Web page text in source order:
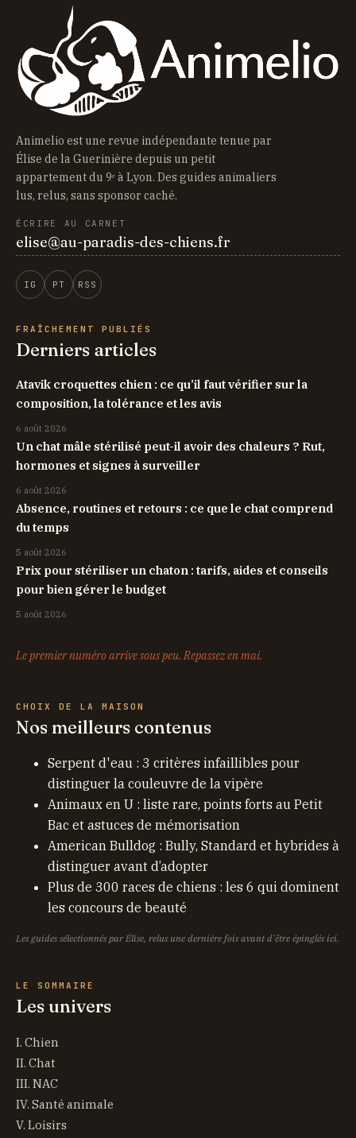
Animelio est une revue indépendante tenue par
Élise de la Guerinière depuis un petit
appartement du 9ᵉ à Lyon. Des guides animaliers
lus, relus, sans sponsor caché.
ÉCRIRE AU CARNET
elise@au-paradis-des-chiens.fr
IG PT RSS
FRAÎCHEMENT PUBLIÉS
Derniers articles
Atavik croquettes chien : ce qu’il faut vérifier sur la
composition, la tolérance et les avis
6 août 2026
Un chat mâle stérilisé peut-il avoir des chaleurs ? Rut,
hormones et signes à surveiller
6 août 2026
Absence, routines et retours : ce que le chat comprend
du temps
5 août 2026
Prix pour stériliser un chaton : tarifs, aides et conseils
pour bien gérer le budget
5 août 2026
Le premier numéro arrive sous peu. Repassez en mai.
CHOIX DE LA MAISON
Nos meilleurs contenus
Serpent d'eau : 3 critères infaillibles pour
distinguer la couleuvre de la vipère
Animaux en U : liste rare, points forts au Petit
Bac et astuces de mémorisation
American Bulldog : Bully, Standard et hybrides à
distinguer avant d’adopter
Plus de 300 races de chiens : les 6 qui dominent
les concours de beauté
Les guides sélectionnés par Élise, relus une dernière fois avant d'être épinglés ici.
LE SOMMAIRE
Les univers
I. Chien
II. Chat
III. NAC
IV. Santé animale
V. Loisirs